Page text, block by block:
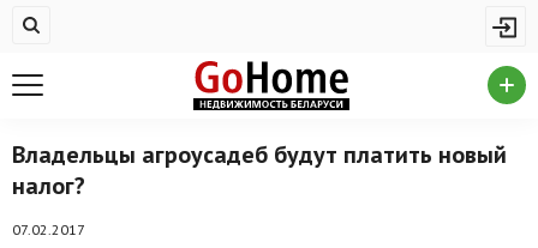
Купить квартиру
На сутки
Новостройки
Владельцы агроусадеб будут платить новый
налог?
07.02.2017